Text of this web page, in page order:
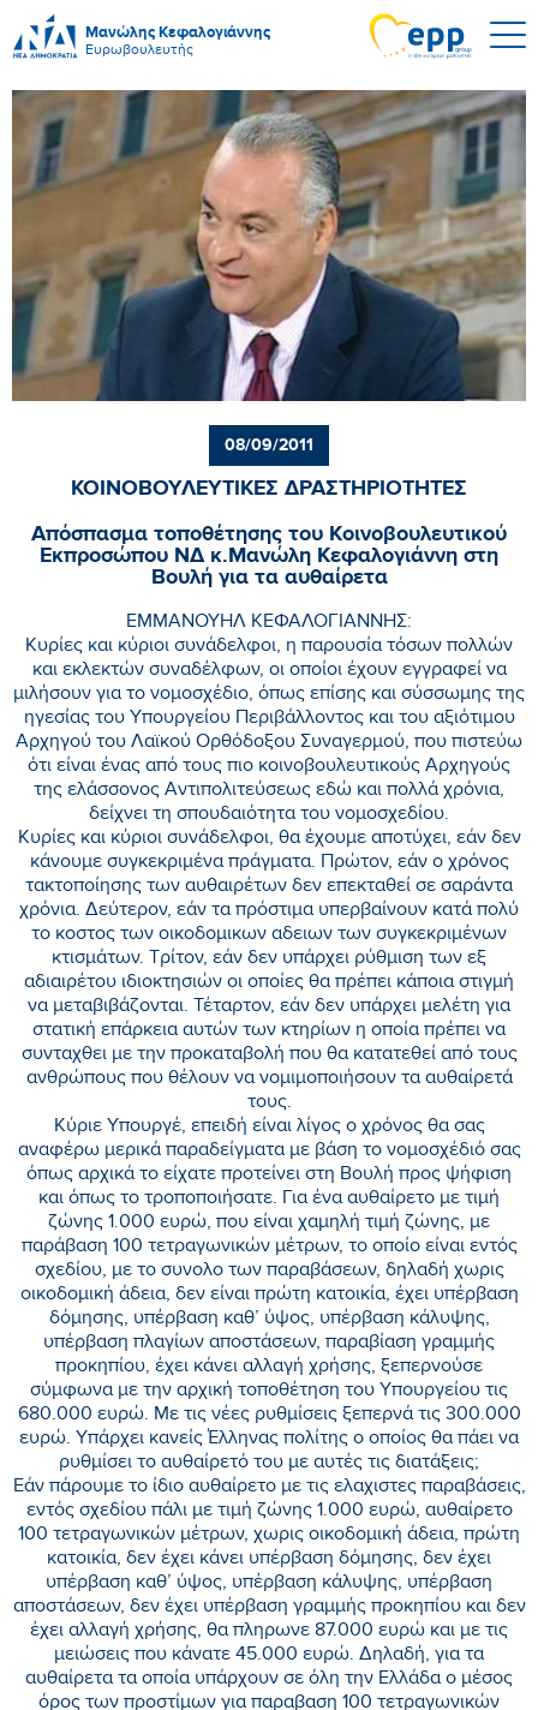
Μανώλης Κεφαλογιάννης
Ευρωβουλευτής
08/09/2011
ΚΟΙΝΟΒΟΥΛΕΥΤΙΚΕΣ ΔΡΑΣΤΗΡΙΟΤΗΤΕΣ
Απόσπασμα τοποθέτησης του Κοινοβουλευτικού
Εκπροσώπου ΝΔ κ.Μανώλη Κεφαλογιάννη στη
Βουλή για τα αυθαίρετα
ΕΜΜΑΝΟΥΗΛ ΚΕΦΑΛΟΓΙΑΝΝΗΣ:
Κυρίες και κύριοι συνάδελφοι, η παρουσία τόσων πολλών
και εκλεκτών συναδέλφων, οι οποίοι έχουν εγγραφεί να
μιλήσουν για το νομοσχέδιο, όπως επίσης και σύσσωμης της
ηγεσίας του Υπουργείου Περιβάλλοντος και του αξιότιμου
Αρχηγού του Λαϊκού Ορθόδοξου Συναγερμού, που πιστεύω
ότι είναι ένας από τους πιο κοινοβουλευτικούς Αρχηγούς
της ελάσσονος Αντιπολιτεύσεως εδώ και πολλά χρόνια,
δείχνει τη σπουδαιότητα του νομοσχεδίου.
Κυρίες και κύριοι συνάδελφοι, θα έχουμε αποτύχει, εάν δεν
κάνουμε συγκεκριμένα πράγματα. Πρώτον, εάν ο χρόνος
τακτοποίησης των αυθαιρέτων δεν επεκταθεί σε σαράντα
χρόνια. Δεύτερον, εάν τα πρόστιμα υπερβαίνουν κατά πολύ
το κοστος των οικοδομικων αδειων των συγκεκριμένων
κτισμάτων. Τρίτον, εάν δεν υπάρχει ρύθμιση των εξ
αδιαιρέτου ιδιοκτησιών οι οποίες θα πρέπει κάποια στιγμή
να μεταβιβάζονται. Τέταρτον, εάν δεν υπάρχει μελέτη για
στατική επάρκεια αυτών των κτηρίων η οποία πρέπει να
συνταχθει με την προκαταβολή που θα κατατεθεί από τους
ανθρώπους που θέλουν να νομιμοποιήσουν τα αυθαίρετά
τους.
Κύριε Υπουργέ, επειδή είναι λίγος ο χρόνος θα σας
αναφέρω μερικά παραδείγματα με βάση το νομοσχέδιό σας
όπως αρχικά το είχατε προτείνει στη Βουλή προς ψήφιση
και όπως το τροποποιήσατε. Για ένα αυθαίρετο με τιμή
ζώνης 1.000 ευρώ, που είναι χαμηλή τιμή ζώνης, με
παράβαση 100 τετραγωνικών μέτρων, το οποίο είναι εντός
σχεδίου, με το συνολο των παραβάσεων, δηλαδή χωρις
οικοδομική άδεια, δεν είναι πρώτη κατοικία, έχει υπέρβαση
δόμησης, υπέρβαση καθ’ ύψος, υπέρβαση κάλυψης,
υπέρβαση πλαγίων αποστάσεων, παραβίαση γραμμής
προκηπίου, έχει κάνει αλλαγή χρήσης, ξεπερνούσε
σύμφωνα με την αρχική τοποθέτηση του Υπουργείου τις
680.000 ευρώ. Με τις νέες ρυθμίσεις ξεπερνά τις 300.000
ευρώ. Υπάρχει κανείς Έλληνας πολίτης ο οποίος θα πάει να
ρυθμίσει το αυθαίρετό του με αυτές τις διατάξεις;
Εάν πάρουμε το ίδιο αυθαίρετο με τις ελαχιστες παραβάσεις,
εντός σχεδίου πάλι με τιμή ζώνης 1.000 ευρώ, αυθαίρετο
100 τετραγωνικών μέτρων, χωρις οικοδομική άδεια, πρώτη
κατοικία, δεν έχει κάνει υπέρβαση δόμησης, δεν έχει
υπέρβαση καθ’ ύψος, υπέρβαση κάλυψης, υπέρβαση
αποστάσεων, δεν έχει υπέρβαση γραμμής προκηπίου και δεν
έχει αλλαγή χρήσης, θα πληρωνε 87.000 ευρώ και με τις
μειώσεις που κάνατε 45.000 ευρώ. Δηλαδή, για τα
αυθαίρετα τα οποία υπάρχουν σε όλη την Ελλάδα ο μέσος
όρος των προστίμων για παραβαση 100 τετραγωνικών